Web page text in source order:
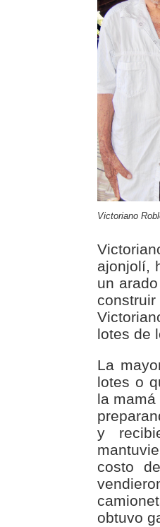
Victoriano
ajonjolí,
un
lotes de
La
lotes o
la
y
costo
obtuvo